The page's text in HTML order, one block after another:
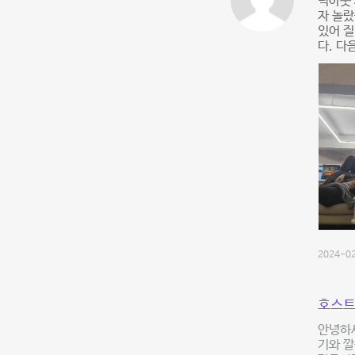
자 놀
있어
다. 다
2024-
호스
안녕하
기와